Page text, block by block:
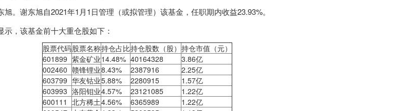
旭。谢东旭自2021年1月1日管理（或拟管理）该基金，任职期内收益23.93%。
示，该基金前十大重仓股如下：
股票代码股票名称持仓占比持仓股数（股） 持仓市值（元）
601899 紫金矿业14.48% 40164328
3.86亿
002460 赣锋锂业8.43% 2387916
2.25亿
603799 华友钴业5.88% 2280915
1.57亿
603993 洛阳钼业4.57% 23121085
1.22亿
600111 北方稀土4.56% 6365989
1.22亿